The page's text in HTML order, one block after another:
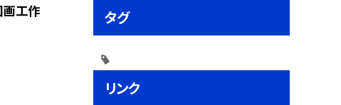
画工作
タグ
リンク